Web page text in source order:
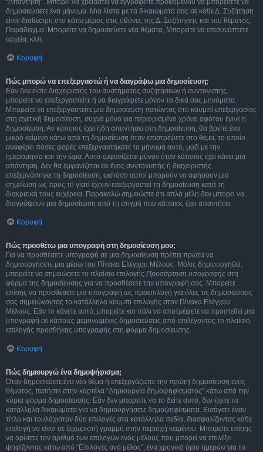
“Απάντηση”. Μπορεί να χρειαστεί να εγγραφείτε προκειμένου να μπορέσετε να
δημοσιεύσετε ένα μήνυμα. Μια λίστα με τα δικαιώματά σας σε κάθε Δ. Συζήτηση
είναι διαθέσιμη στο κάτω μέρος στις οθόνες της Δ. Συζήτησης και του θέματος.
Παράδειγμα: Μπορείτε να δημοσιεύετε νέα θέματα, Μπορείτε να επισυνάπτετε
αρχεία, κλπ.
Κορυφή
Πώς μπορώ να επεξεργαστώ ή να διαγράψω μια δημοσίευση;
Εάν δεν είστε διαχειριστής του συστήματος συζητήσεων ή συντονιστής,
μπορείτε να επεξεργαστείτε ή να διαγράψετε μόνον τα δικά σας μηνύματα.
Μπορείτε να επεξεργαστείτε μια δημοσίευση πατώντας στο κουμπί επεξεργασίας
στη σχετική δημοσίευση, συχνά μόνο για περιορισμένο χρόνο αφότου έγινε η
δημοσίευση. Αν κάποιος έχει ήδη απαντήσει στη δημοσίευση, θα βρείτε ένα
μικρό κείμενο κάτω από τη δημοσίευση όταν επιστρέψετε στο θέμα, το οποίο
αναφέρει πόσες φορές επεξεργαστήκατε το μήνυμα αυτό, μαζί με την
ημερομηνία και την ώρα. Αυτό εμφανίζεται μόνον όταν κάποιος έχει κάνει μια
απάντηση. Δεν θα εμφανίζεται αν ένας συντονιστής ή διαχειριστής
επεξεργάστηκε τη δημοσίευση, ωστόσο αυτοί μπορούν να αφήσουν μια
σημείωση ως προς το γιατί έχουν επεξεργαστεί τη δημοσίευση κατά τη
διακριτική τους ευχέρεια. Παρακαλώ σημειώστε ότι απλά μέλη δεν μπορεί να
διαγράψουν μια δημοσίευση από τη στιγμή που κάποιος έχει απαντήσει.
Κορυφή
Πώς προσθέτω μια υπογραφή στη δημοσίευση μου;
Για να προσθέσετε υπογραφή σε μια δημοσίευση πρέπει πρώτα να
δημιουργήσετε μια μέσω του Πίνακα Ελέγχου Μέλους. Μόλις δημιουργηθεί,
μπορείτε να σημειώσετε το πλαίσιο επιλογής Προσάρτηση υπογραφής στη
φόρμα της δημοσίευσης για να προσθέσετε την υπογραφή σας. Μπορείτε
επίσης να προσθέσετε μια υπογραφή ως προεπιλογή για όλες τις δημοσιεύσεις
σας σημειώνοντας το κατάλληλο κουμπί επιλογής στον Πίνακα Ελέγχου
Μέλους. Εάν το κάνετε αυτό, μπορείτε και πάλι να αποτρέψετε να προστεθεί μια
υπογραφή σε κάποιες μεμονωμένες δημοσιεύσεις από-επιλέγοντας το πλαίσιο
επιλογής προσθήκης υπογραφής στη φόρμα δημοσίευσης.
Κορυφή
Πώς δημιουργώ ένα δημοψήφισμα;
Όταν δημοσιεύετε ένα νέο θέμα ή επεξεργάζεστε την πρώτη δημοσίευση ενός
θέματος, πατήστε στην καρτέλα “Δημιουργία δημοψηφίσματος” κάτω από την
κύρια φόρμα δημοσίευσης. Εάν δεν μπορείτε να το δείτε αυτό, δεν έχετε τα
κατάλληλα δικαιώματα για να δημιουργήσετε δημοψηφίσματα. Εισάγετε έναν
τίτλο και τουλάχιστον δύο επιλογές στα κατάλληλα πεδία, διασφαλίζοντας κάθε
επιλογή να είναι σε ξεχωριστή γραμμή στην περιοχή κειμένου. Μπορείτε επίσης
να ορίσετε τον αριθμό των επιλογών ενός μέλους που μπορεί να επιλέξει
ψηφίζοντας κάτω από “Επιλογές ανά μέλος”, ένα χρονικό όριο ημερών για το